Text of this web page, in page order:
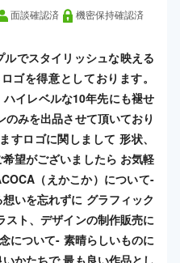
面談確認済 機密保持確認済
でスタイリッシュな映える
ゴを得意としております。
イレベルな10年先にも褪せ
みを出品させて頂いており
すロゴに関しまして 形状、
望がございましたら お気軽
（えかこか）について-
いを忘れずに グラフィック
スト、デザインの制作販売に
について- 素晴らしいものに
かたちで 最も良い作品とし